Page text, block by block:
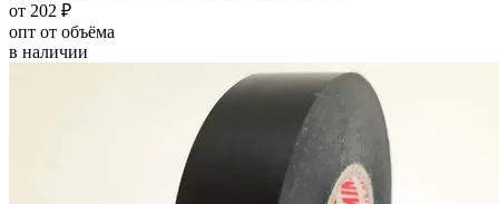
от 202 ₽
опт от объёма
в наличии